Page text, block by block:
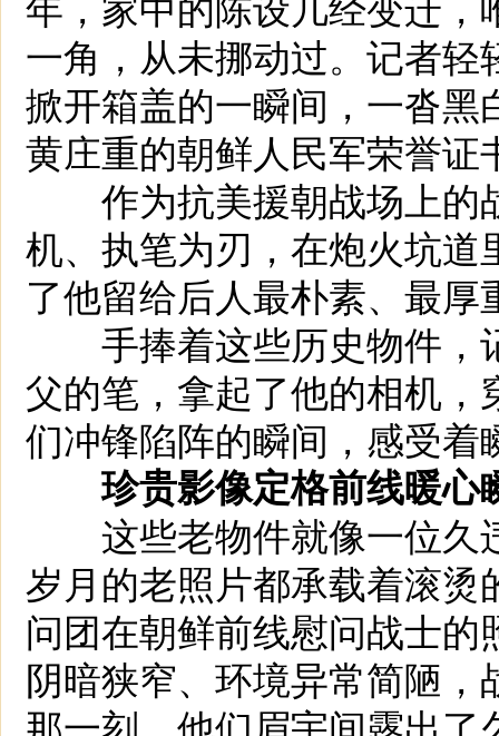
一角，从未挪动过。记者
掀开箱盖的一瞬间，一沓
黄庄重的朝鲜人民军荣誉
作为抗美援朝战场上的
机、执笔为刃，在炮火坑
了他留给后人最朴素、最
手捧着这些历史物件，
父的笔，拿起了他的相机
们冲锋陷阵的瞬间，感受着
珍贵影像定格前线暖心
这些老物件就像一位久
岁月的老照片都承载着滚
问团在朝鲜前线慰问战士
阴暗狭窄、环境异常简陋